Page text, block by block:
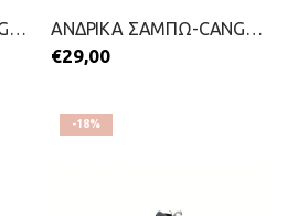
ΑΝΔΡΙΚΑ ΣΑΜΠΩ-CANGURO-2599-0274-ΜΑΥΡΟ ΑΝΔΡΙΚΑ ΣΑΜΠΩ-CANGURO-2599-0274-ΛΑΔΙ
€29,00
-18%